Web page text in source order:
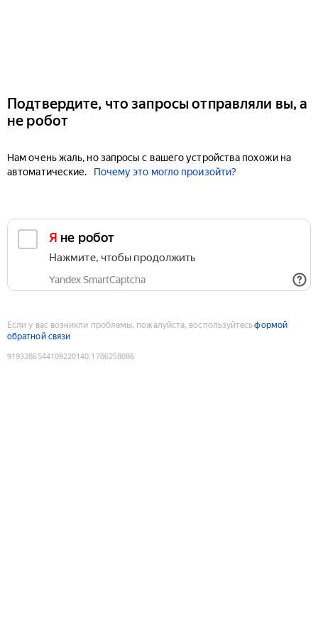
Подтвердите, что запросы отправляли вы, а
не робот
Нам очень жаль, но запросы с вашего устройства похожи на
автоматические.
Почему это могло произойти?
Я не робот
Нажмите, чтобы продолжить
Yandex SmartCaptcha
Если у вас возникли проблемы, пожалуйста, воспользуйтесьформой
обратной связи
9193286544109220140:1786258086